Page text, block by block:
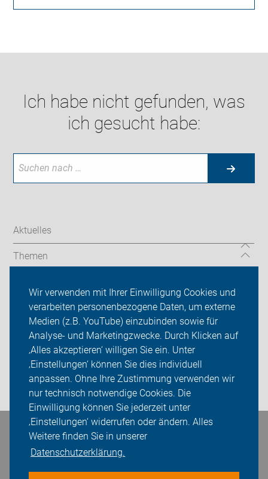
Wir verwenden mit Ihrer Einwilligung Cookies und
verarbeiten personenbezogene Daten, um externe
Medien (z.B. YouTube) einzubinden sowie für
Analyse- und Marketingzwecke. Durch Klicken auf
‚Alles akzeptieren‘ willigen Sie ein. Unter
‚Einstellungen‘ können Sie dies individuell
anpassen. Ohne Ihre Zustimmung verwenden wir
nur technisch notwendige Cookies. Die
Einwilligung können Sie jederzeit unter
‚Einstellungen‘ widerrufen oder ändern. Alles
Weitere finden Sie in unserer
Datenschutzerklärung.
Ich habe nicht gefunden, was
ich gesucht habe:
Aktuelles
Themen
ADFC Bad Homburg/Friedrichsdorf
Sei dabei
Presse
Login
Bleiben Sie in Kontakt